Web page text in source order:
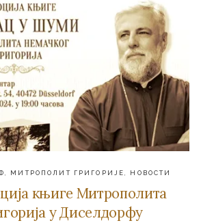
МИТРОПОЛИТ ГРИГОРИЈЕ НОВОСТИ
књиге Митрополита
у Диселдорфу